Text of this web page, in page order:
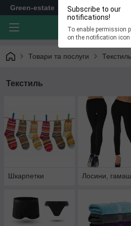
Subscribe to our
notifications!
To enable permission
on the notification icon
Green-estate
Товари та послуги Текстиль
Текстиль
Шкарпетки Лосини,